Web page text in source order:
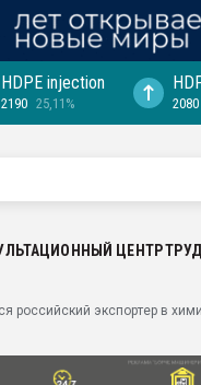
HDPE injection
2190 25,11% 2080
ЦЕНТР
российский экспортер в